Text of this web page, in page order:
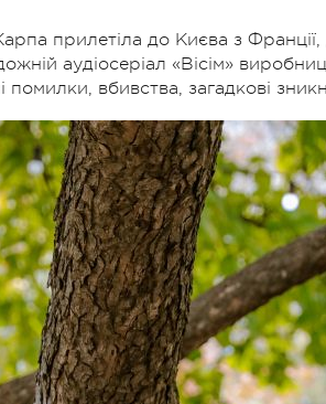
прилетіла до Києва з
аудіосеріал «Вісім»
вбивства, загадкові